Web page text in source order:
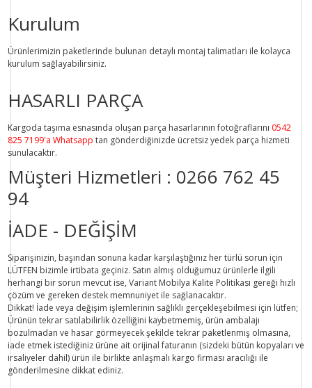
Kurulum
Ürünlerimizin paketlerinde bulunan detaylı montaj talimatları ile kolayca
kurulum sağlayabilirsiniz.
HASARLI PARÇA
Kargoda taşıma esnasında oluşan parça hasarlarının fotoğraflarını 0542
825 7199'a Whatsapp tan gönderdiğinizde ücretsiz yedek parça hizmeti
sunulacaktır.
Müşteri Hizmetleri : 0266 762 45
94
İADE - DEĞİŞİM
Siparişinizin, başından sonuna kadar karşılaştığınız her türlü sorun için
LÜTFEN bizimle irtibata geçiniz. Satın almış olduğumuz ürünlerle ilgili
herhangi bir sorun mevcut ise, Variant Mobilya Kalite Politikası gereği hızlı
çözüm ve gereken destek memnuniyet ile sağlanacaktır.
Dikkat! İade veya değişim işlemlerinin sağlıklı gerçekleşebilmesi için lütfen;
Ürünün tekrar satılabilirlik özelliğini kaybetmemiş, ürün ambalajı
bozulmadan ve hasar görmeyecek şekilde tekrar paketlenmiş olmasına,
iade etmek istediğiniz ürüne ait orijinal faturanın (sizdeki bütün kopyaları ve
irsaliyeler dahil) ürün ile birlikte anlaşmalı kargo firması aracılığı ile
gönderilmesine dikkat ediniz.